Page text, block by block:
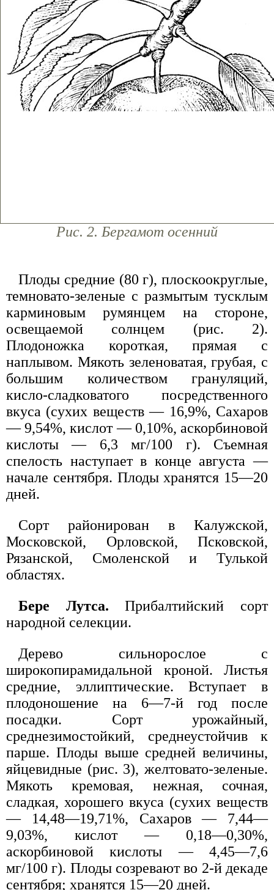
Рис. 2. Бергамот осенний
Плоды средние (80 г), плоскоокруглые,
темновато-зеленые с размытым тусклым
карминовым румянцем на стороне,
освещаемой солнцем (рис. 2).
Плодоножка короткая, прямая с
наплывом. Мякоть зеленоватая, грубая, с
большим количеством грануляций,
кисло-сладковатого посредственного
вкуса (сухих веществ — 16,9%, Сахаров
— 9,54%, кислот — 0,10%, аскорбиновой
кислоты — 6,3 мг/100 г). Съемная
спелость наступает в конце августа —
начале сентября. Плоды хранятся 15—20
дней.
Сорт районирован в Калужской,
Московской, Орловской, Псковской,
Рязанской, Смоленской и Тулькой
областях.
Бере Лутса. Прибалтийский сорт
народной селекции.
Дерево сильнорослое с
широкопирамидальной кроной. Листья
средние, эллиптические. Вступает в
плодоношение на 6—7-й год после
посадки. Сорт урожайный,
среднезимостойкий, среднеустойчив к
парше. Плоды выше средней величины,
яйцевидные (рис. 3), желтовато-зеленые.
Мякоть кремовая, нежная, сочная,
сладкая, хорошего вкуса (сухих веществ
— 14,48—19,71%, Сахаров — 7,44—
9,03%, кислот — 0,18—0,30%,
аскорбиновой кислоты — 4,45—7,6
мг/100 г). Плоды созревают во 2-й декаде
сентября; хранятся 15—20 дней.